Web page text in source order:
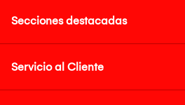
Secciones destacadas
Servicio al Cliente